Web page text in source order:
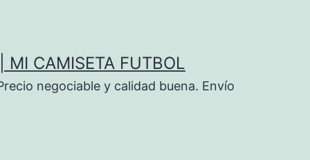
CAMISETA FUTBOL
negociable y calidad buena. Envío